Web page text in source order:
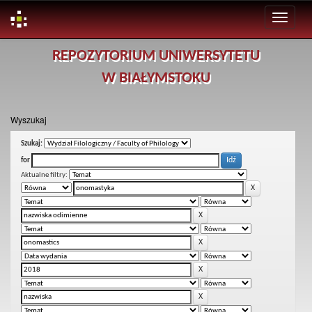
REPOZYTORIUM UNIWERSYTETU
W BIAŁYMSTOKU
Wyszukaj
Szukaj:
for
Aktualne filtry: